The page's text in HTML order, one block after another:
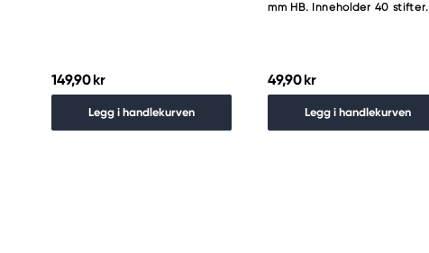
149,90 kr
Legg i handlekurven
mm HB. Inneholder 40 stifter.
49,90 kr
Legg i handlekurven